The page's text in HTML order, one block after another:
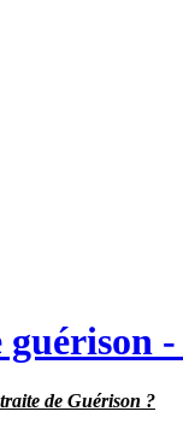
de Guérison ?